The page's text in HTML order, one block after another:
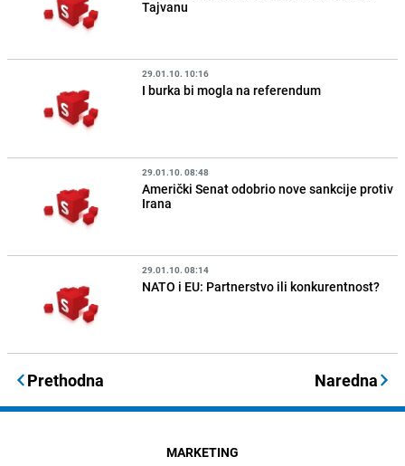
Tajvanu
29.01.10. 10:16
I burka bi mogla na referendum
29.01.10. 08:48
Američki Senat odobrio nove sankcije protiv
Irana
29.01.10. 08:14
NATO i EU: Partnerstvo ili konkurentnost?
Prethodna Naredna
MARKETING